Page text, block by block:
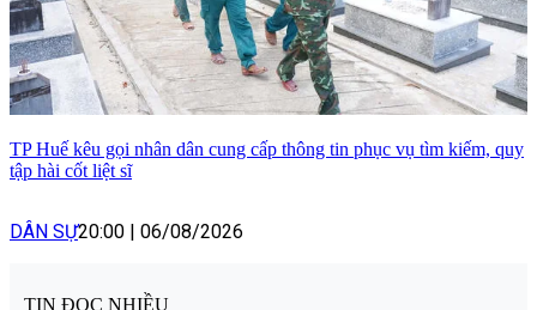
TP Huế kêu gọi nhân dân cung cấp thông tin phục vụ tìm kiếm, quy
tập hài cốt liệt sĩ
DÂN SỰ20:00 06/08/2026
TIN ĐỌC NHIỀU